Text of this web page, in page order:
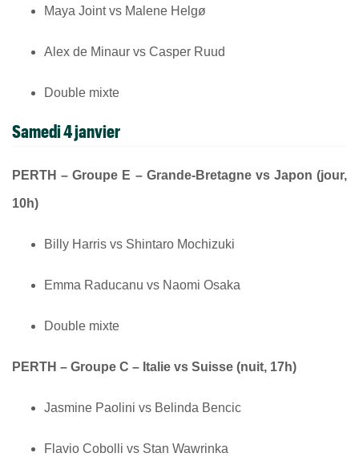
Maya Joint vs Malene Helgø
Alex de Minaur vs Casper Ruud
Double mixte
Samedi 4 janvier
PERTH – Groupe E – Grande-Bretagne vs Japon (jour,
10h)
Billy Harris vs Shintaro Mochizuki
Emma Raducanu vs Naomi Osaka
Double mixte
PERTH – Groupe C – Italie vs Suisse (nuit, 17h)
Jasmine Paolini vs Belinda Bencic
Flavio Cobolli vs Stan Wawrinka